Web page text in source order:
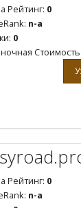
Рейтинг: 0
n-a
0
Стоимость:
Рейтинг: 0
n-a